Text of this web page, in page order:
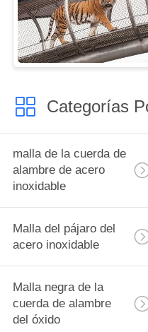
Categorías
malla de la cuerda de
alambre de acero
inoxidable
Malla del pájaro del
acero inoxidable
Malla negra de la
cuerda de alambre
del óxido